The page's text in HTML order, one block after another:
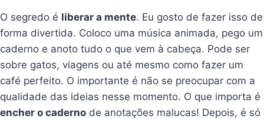
O segredo é liberar a mente. Eu gosto de fazer isso de
forma divertida. Coloco uma música animada, pego um
caderno e anoto tudo o que vem à cabeça. Pode ser
sobre gatos, viagens ou até mesmo como fazer um
café perfeito. O importante é não se preocupar com a
qualidade das ideias nesse momento. O que importa é
encher o caderno de anotações malucas! Depois, é só